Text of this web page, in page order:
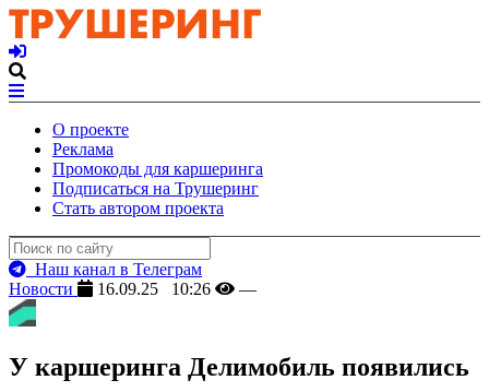
О проекте
Реклама
Промокоды для каршеринга
Подписаться на Трушеринг
Стать автором проекта
Наш канал в Телеграм
Новости
16.09.25 10:26 —
У каршеринга Делимобиль появились